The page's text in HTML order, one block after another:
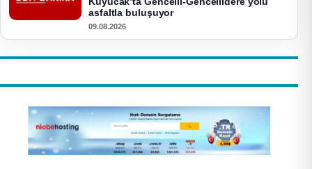
asfaltla buluşuyor
09.08.2026